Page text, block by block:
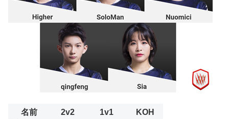
名前 2v2 1v1
KOH